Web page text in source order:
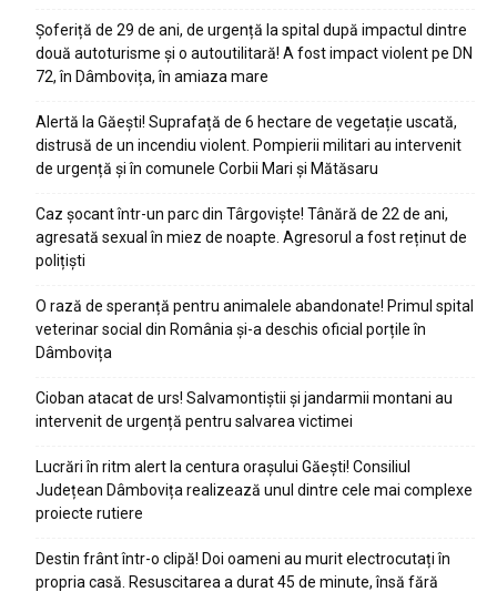
Șoferiță de 29 de ani, de urgență la spital după impactul dintre
două autoturisme și o autoutilitară! A fost impact violent pe DN
72, în Dâmbovița, în amiaza mare
Alertă la Găești! Suprafață de 6 hectare de vegetație uscată,
distrusă de un incendiu violent. Pompierii militari au intervenit
de urgență și în comunele Corbii Mari și Mătăsaru
Caz șocant într-un parc din Târgoviște! Tânără de 22 de ani,
agresată sexual în miez de noapte. Agresorul a fost reținut de
polițiști
O rază de speranță pentru animalele abandonate! Primul spital
veterinar social din România și-a deschis oficial porțile în
Dâmbovița
Cioban atacat de urs! Salvamontiștii și jandarmii montani au
intervenit de urgență pentru salvarea victimei
Lucrări în ritm alert la centura orașului Găești! Consiliul
Județean Dâmbovița realizează unul dintre cele mai complexe
proiecte rutiere
Destin frânt într-o clipă! Doi oameni au murit electrocutați în
propria casă. Resuscitarea a durat 45 de minute, însă fără